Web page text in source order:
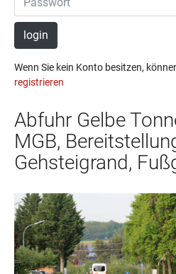
login
Wenn Sie kein Konto besitzen,
registrieren
Abfuhr Gelbe
MGB,
Gehsteigrand,